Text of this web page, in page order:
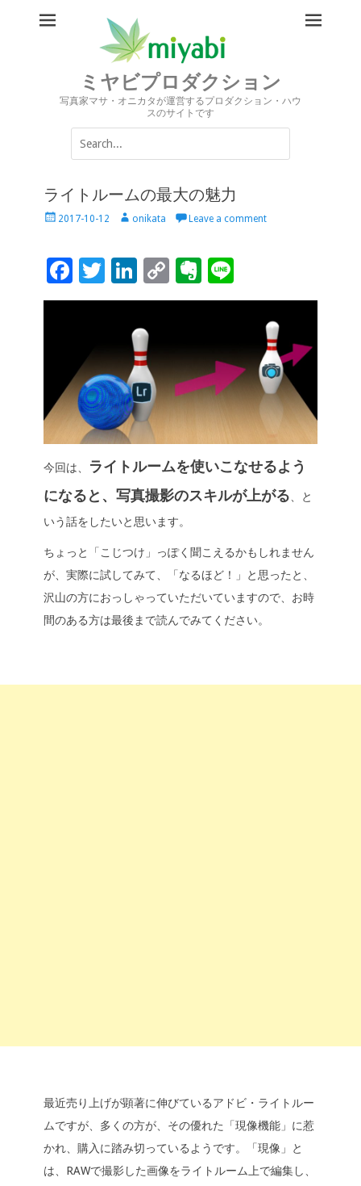
ミヤビプロダクション
写真家マサ・オニカタが運営するプロダクション・ハウ
スのサイトです
Search
for:
ライトルームの最大の魅力
Posted2017-10-12 Authoronikata Leave a comment
F
ac
o
o
k
T
wi
Li
n
k
e
dI
n
C
o
Li
n
k
Ev
er
e
n
今回は、
ライトルームを使いこなせるよう
になると、写真撮影のスキルが上がる、と
いう話をしたいと思います。
ちょっと「こじつけ」っぽく聞こえるかもしれません
が、実際に試してみて、「なるほど！」と思ったと、
沢山の方におっしゃっていただいていますので、お時
間のある方は最後まで読んでみてください。
最近売り上げが顕著に伸びているアドビ・ライトルー
ムですが、多くの方が、その優れた「現像機能」に惹
かれ、購入に踏み切っているようです。「現像」と
は、RAWで撮影した画像をライトルーム上で編集し、